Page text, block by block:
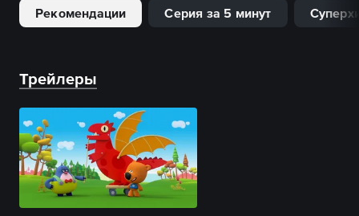
Рекомендации Серия за 5 минут
Трейлеры